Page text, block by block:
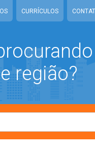
CURRÍCULOS
região?